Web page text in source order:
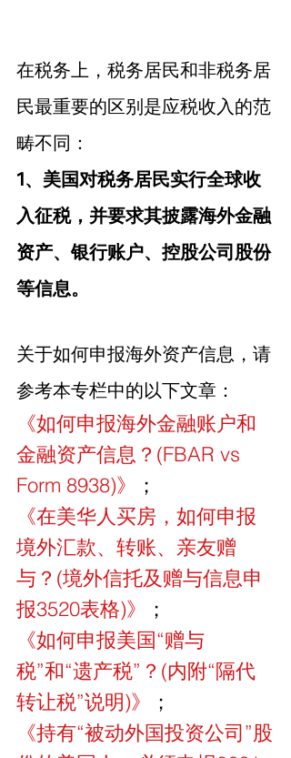
在税务上，税务居民和非税务居
民最重要的区别是应税收入的范
畴不同：
1、美国对税务居民实行全球收
入征税，并要求其披露海外金融
资产、银行账户、控股公司股份
等信息。
关于如何申报海外资产信息，请
参考本专栏中的以下文章：
《如何申报海外金融账户和
金融资产信息？(FBAR vs
Form 8938)》
；
《在美华人买房，如何申报
境外汇款、转账、亲友赠
与？(境外信托及赠与信息申
报3520表格)》
；
《如何申报美国“赠与
税”和“遗产税”？(内附“隔代
转让税”说明)》
；
《持有“被动外国投资公司”股